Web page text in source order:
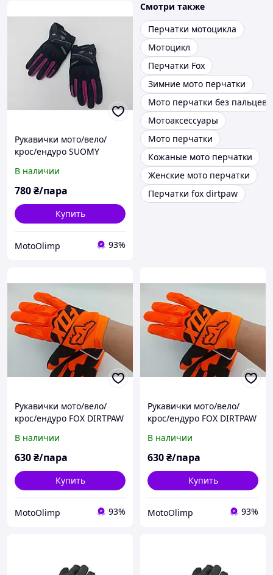
Рукавички мото/вело/
крос/ендуро SUOMY
В наличии
780₴/пара
Купить
MotoOlimp 93%
Смотри также
Перчатки мотоцикла
Мотоцикл
Перчатки Fox
Зимние мото перчатки
Мото перчатки без пальцев
Мотоаксессуары
Мото перчатки
Кожаные мото перчатки
Женские мото перчатки
Перчатки fox dirtpaw
Рукавички мото/вело/
крос/ендуро FOX DIRTPAW
Помаранчеві р. L
В наличии
630₴/пара
Купить
MotoOlimp 93%
Рукавички мото/вело/
крос/ендуро FOX DIRTPAW
Помаранчеві р. XL
В наличии
630₴/пара
Купить
MotoOlimp 93%